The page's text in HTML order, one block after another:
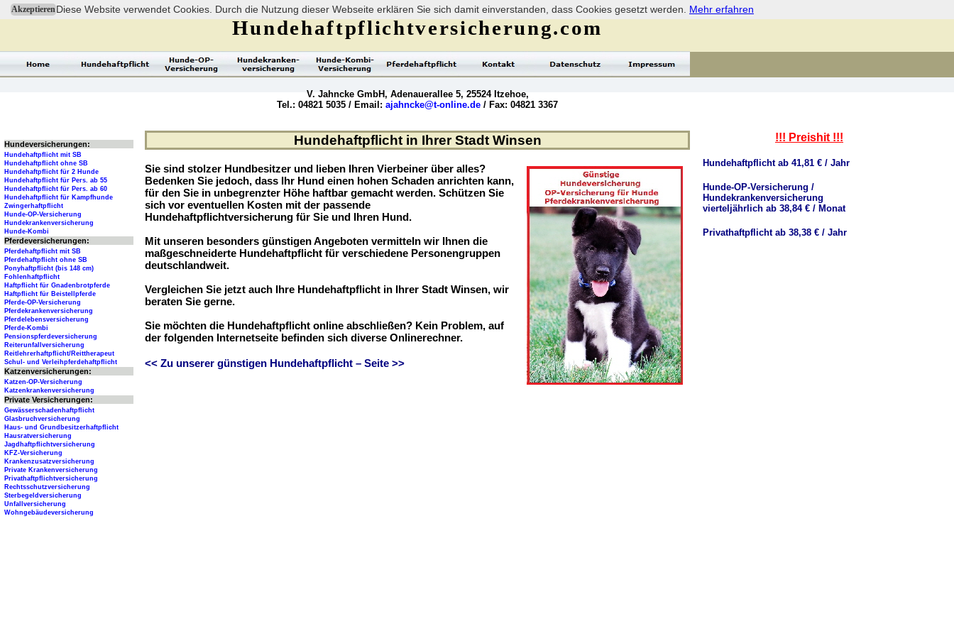
AkzeptierenDiese Website verwendet Cookies. Durch die Nutzung dieser Webseite erklären Sie sich damit einverstanden, dass Cookies gesetzt werden. Mehr erfahren
Hundehaftpflicht in Ihrer Stadt Winsen
Sie sind stolzer Hundbesitzer und lieben Ihren Vierbeiner über alles?
Bedenken Sie jedoch, dass Ihr Hund einen hohen Schaden anrichten kann,
für den Sie in unbegrenzter Höhe haftbar gemacht werden. Schützen Sie
sich vor eventuellen Kosten mit der passende
Hundehaftpflichtversicherung für Sie und Ihren Hund.
Mit unseren besonders günstigen Angeboten vermitteln wir Ihnen die
maßgeschneiderte Hundehaftpflicht für verschiedene Personengruppen
deutschlandweit.
Vergleichen Sie jetzt auch Ihre Hundehaftpflicht in Ihrer Stadt Winsen, wir
beraten Sie gerne.
Sie möchten die Hundehaftpflicht online abschließen? Kein Problem, auf
der folgenden Internetseite befinden sich diverse Onlinerechner.
<< Zu unserer günstigen Hundehaftpflicht – Seite >>
Hundehaftpflichtversicherung.com
V. Jahncke GmbH, Adenauerallee 5, 25524 Itzehoe,
Tel.: 04821 5035 / Email: ajahncke@t-online.de / Fax: 04821 3367
!!! Preishit !!!
Hundehaftpflicht ab 41,81 € / Jahr
Hunde-OP-Versicherung /
Hundekrankenversicherung
vierteljährlich ab 38,84 € / Monat
Privathaftpflicht ab 38,38 € / Jahr
Hundeversicherungen:
Hundehaftpflicht mit SB
Hundehaftpflicht ohne SB
Hundehaftpflicht für 2 Hunde
Hundehaftpflicht für Pers. ab 55
Hundehaftpflicht für Pers. ab 60
Hundehaftpflicht für Kampfhunde
Zwingerhaftpflicht
Hunde-OP-Versicherung
Hundekrankenversicherung
Hunde-Kombi
Pferdeversicherungen:
Pferdehaftpflicht mit SB
Pferdehaftpflicht ohne SB
Ponyhaftpflicht (bis 148 cm)
Fohlenhaftpflicht
Haftpflicht für Gnadenbrotpferde
Haftpflicht für Beistellpferde
Pferde-OP-Versicherung
Pferdekrankenversicherung
Pferdelebensversicherung
Pferde-Kombi
Pensionspferdeversicherung
Reiterunfallversicherung
Reitlehrerhaftpflicht/Reittherapeut
Schul- und Verleihpferdehaftpflicht
Katzenversicherungen:
Katzen-OP-Versicherung
Katzenkrankenversicherung
Private Versicherungen:
Gewässerschadenhaftpflicht
Glasbruchversicherung
Haus- und Grundbesitzerhaftpflicht
Hausratversicherung
Jagdhaftpflichtversicherung
KFZ-Versicherung
Krankenzusatzversicherung
Private Krankenversicherung
Privathaftpflichtversicherung
Rechtsschutzversicherung
Sterbegeldversicherung
Unfallversicherung
Wohngebäudeversicherung